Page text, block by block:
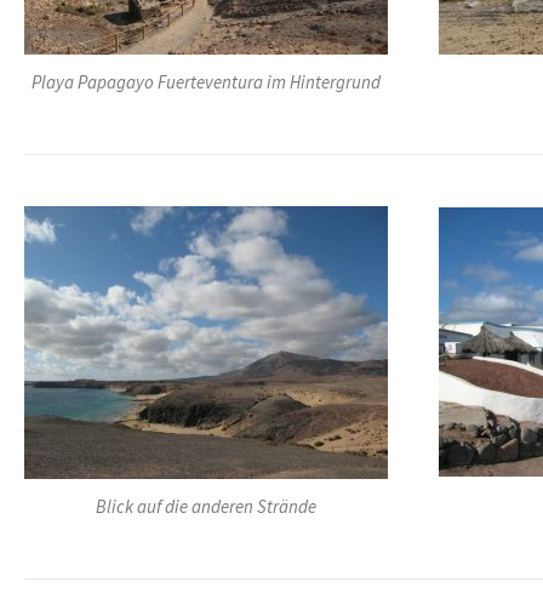
Playa Papagayo Fuerteventura im Hintergrund
Blick auf die anderen Strände